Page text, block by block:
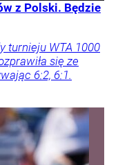
z Polski. Będzie
turnieju WTA 1000
się ze
6:2, 6:1.